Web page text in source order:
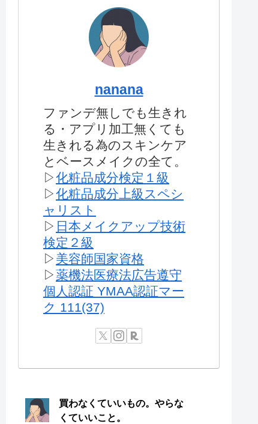
nanana
ファンデ無しでも生きれ
る・アプリ加工無くても
生きれる為のスキンケア
とベースメイクの全て。
▷化粧品成分検定１級
▷化粧品成分上級スペシ
ャリスト
▷ 日本メイクアップ技術
検定２級
▷ 美容師国家資格
▷薬機法医療法広告遵守
個人認証 YMAA認証マー
ク 111(37)